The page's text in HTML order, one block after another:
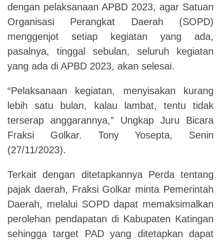
dengan pelaksanaan APBD 2023, agar Satuan
Organisasi Perangkat Daerah (SOPD)
menggenjot setiap kegiatan yang ada,
pasalnya, tinggal sebulan, seluruh kegiatan
yang ada di APBD 2023, akan selesai.
“Pelaksanaan kegiatan, menyisakan kurang
lebih satu bulan, kalau lambat, tentu tidak
terserap anggarannya,” Ungkap Juru Bicara
Fraksi Golkar. Tony Yosepta, Senin
(27/11/2023).
Terkait dengan ditetapkannya Perda tentang
pajak daerah, Fraksi Golkar minta Pemerintah
Daerah, melalui SOPD dapat memaksimalkan
perolehan pendapatan di Kabupaten Katingan
sehingga target PAD yang ditetapkan dapat